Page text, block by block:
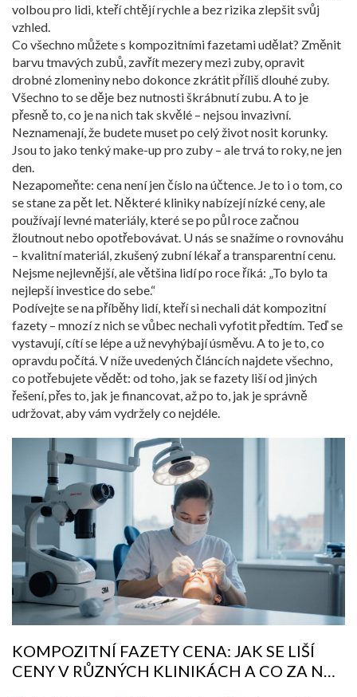
volbou pro lidi, kteří chtějí rychle a bez rizika zlepšit svůj
vzhled.
Co všechno můžete s kompozitními fazetami udělat? Změnit
barvu tmavých zubů, zavřít mezery mezi zuby, opravit
drobné zlomeniny nebo dokonce zkrátit příliš dlouhé zuby.
Všechno to se děje bez nutnosti škrábnutí zubu. A to je
přesně to, co je na nich tak skvělé – nejsou invazivní.
Neznamenají, že budete muset po celý život nosit korunky.
Jsou to jako tenký make-up pro zuby – ale trvá to roky, ne jen
den.
Nezapomeňte: cena není jen číslo na účtence. Je to i o tom, co
se stane za pět let. Některé kliniky nabízejí nízké ceny, ale
používají levné materiály, které se po půl roce začnou
žloutnout nebo opotřebovávat. U nás se snažíme o rovnováhu
– kvalitní materiál, zkušený zubní lékař a transparentní cenu.
Nejsme nejlevnější, ale většina lidí po roce říká: „To bylo ta
nejlepší investice do sebe.“
Podívejte se na příběhy lidí, kteří si nechali dát kompozitní
fazety – mnozí z nich se vůbec nechali vyfotit předtím. Teď se
vystavují, cítí se lépe a už nevyhýbají úsměvu. A to je to, co
opravdu počítá. V níže uvedených článcích najdete všechno,
co potřebujete vědět: od toho, jak se fazety liší od jiných
řešení, přes to, jak je financovat, až po to, jak je správně
udržovat, aby vám vydržely co nejdéle.
KOMPOZITNÍ FAZETY CENA: JAK SE LIŠÍ
CENY V RŮZNÝCH KLINIKÁCH A CO ZA NĚ